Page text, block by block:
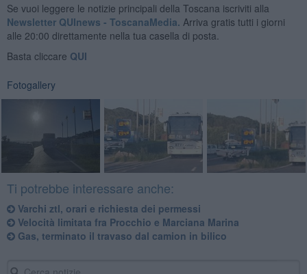
Se vuoi leggere le notizie principali della Toscana iscriviti alla
Newsletter QUInews - ToscanaMedia. Arriva gratis tutti i giorni
alle 20:00 direttamente nella tua casella di posta.
Basta cliccare QUI
Fotogallery
Ti potrebbe interessare anche:
Varchi ztl, orari e richiesta dei permessi
Velocità limitata fra Procchio e Marciana Marina
Gas, terminato il travaso dal camion in bilico